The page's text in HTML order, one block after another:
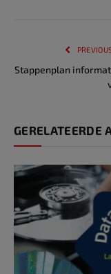
Stappenplan
GERELATEERDE